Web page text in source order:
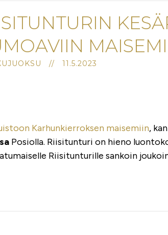
// 11.5.2023
Karhunkierroksen maisemiin,
Posiolla. Riisitunturi on hieno
Riisitunturille sankoin